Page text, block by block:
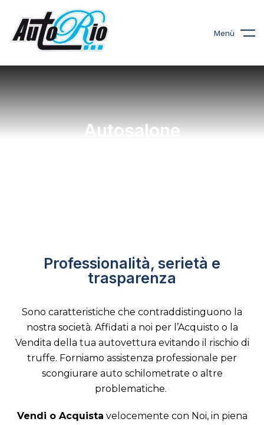
Menù
Autosalone
Professionalità, serietà e
trasparenza
Sono caratteristiche che contraddistinguono la
nostra società. Affidati a noi per l’Acquisto o la
Vendita della tua autovettura evitando il rischio di
truffe. Forniamo assistenza professionale per
scongiurare auto schilometrate o altre
problematiche.
Vendi o Acquista velocemente con Noi, in piena